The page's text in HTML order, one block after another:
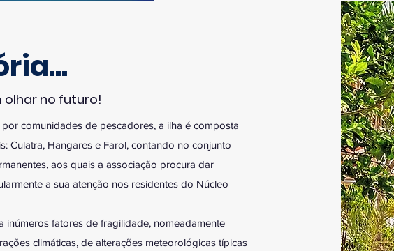
olhar no futuro!
comunidades de pescadores, a ilha é composta
Culatra, Hangares e Farol, contando no conjunto
aos quais a associação procura dar
a sua atenção nos residentes do Núcleo
inúmeros fatores de fragilidade, nomeadamente
climáticas, de alterações meteorológicas típicas